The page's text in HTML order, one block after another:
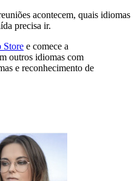
acontecem, quais idiomas
precisa ir.
Store e comece a
outros idiomas com
e reconhecimento de